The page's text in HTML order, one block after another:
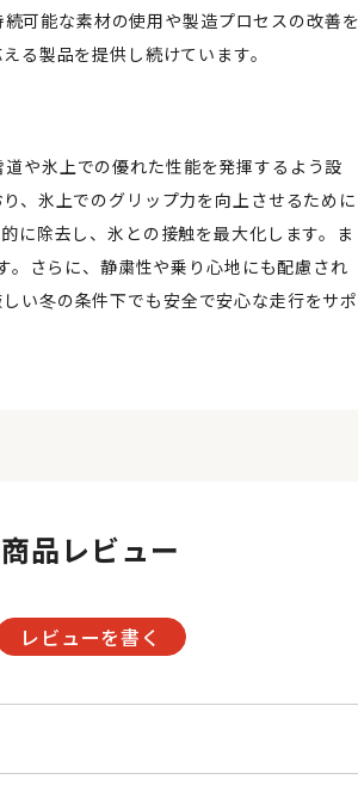
可能な素材の使用や製造プロセスの改善
る製品を提供し続けています。
や氷上での優れた性能を発揮するよう設
、氷上でのグリップ力を向上させるために
に除去し、氷との接触を最大化します。ま
。さらに、静粛性や乗り心地にも配慮され
い冬の条件下でも安全で安心な走行をサポ
商品レビュー
レビューを書く